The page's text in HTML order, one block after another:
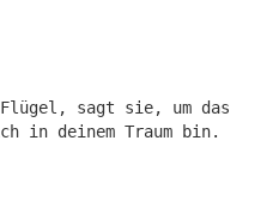
sagt sie, um das
in deinem Traum bin.